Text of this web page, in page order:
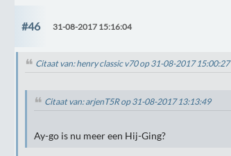
#46 31-08-2017 15:16:04
Citaat van: henry classic v70 op 31-08-2017 15:00:27
Citaat van: arjenT5R op 31-08-2017 13:13:49
Ay-go is nu meer een Hij-Ging?